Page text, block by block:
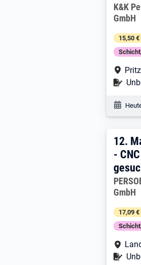
K&K
GmbH
15,50
12.
12.
-
GmbH
17,09